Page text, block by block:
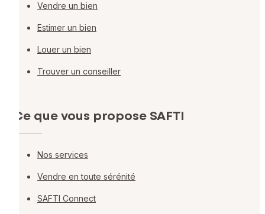
Vendre un bien
Estimer un bien
Louer un bien
Trouver un conseiller
Ce que vous propose SAFTI
Nos services
Vendre en toute sérénité
SAFTI Connect